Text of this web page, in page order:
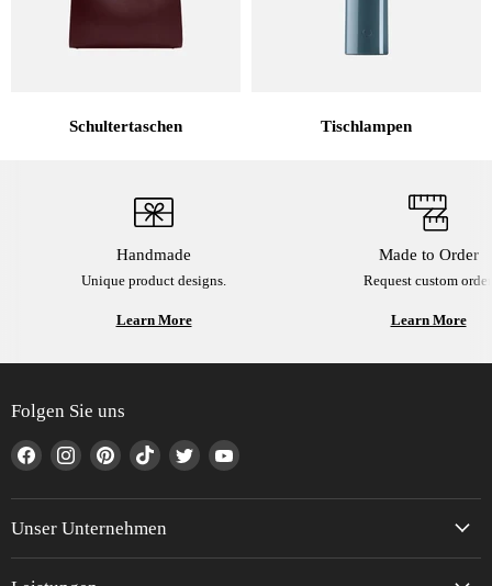
Schultertaschen Tischlampen
Handmade
Unique product designs.
Learn More
Made to Order
Request custom
Learn More
Folgen Sie uns
Finden
Sie
uns
auf
Finden
Sie
uns
auf
Finden
Sie
uns
auf
Finden
Sie
uns
auf
Finden
Sie
uns
Finden
uns
Unser Unternehmen